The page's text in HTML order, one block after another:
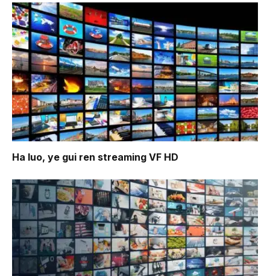
Ha luo, ye gui ren streaming VF HD